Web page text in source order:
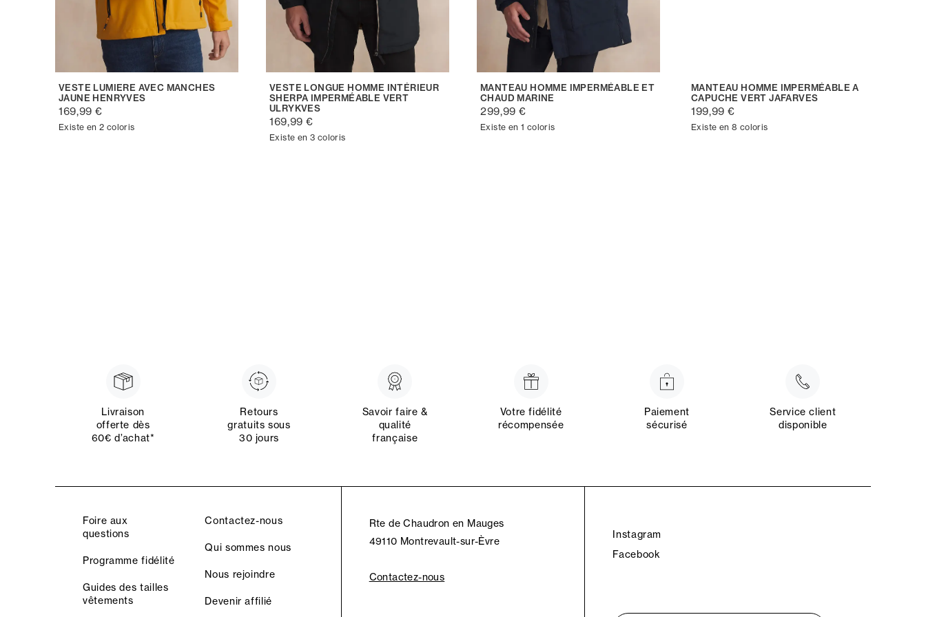
VESTE LUMIERE AVEC MANCHES
JAUNE HENRYVES
169,99 €
Existe en 2 coloris
VESTE LONGUE HOMME INTÉRIEUR
SHERPA IMPERMÉABLE VERT
ULRYKVES
169,99 €
Existe en 3 coloris
MANTEAU HOMME IMPERMÉABLE ET
CHAUD MARINE
299,99 €
Existe en 1 coloris
MANTEAU HOMME IMPERMÉABLE A
CAPUCHE VERT JAFARVES
199,99 €
Existe en 8 coloris
Livraison
offerte dès
60€ d’achat*
Retours
gratuits sous
30 jours
Savoir faire &
qualité
française
Votre fidélité
récompensée
Paiement
sécurisé
Service client
disponible
Foire aux
questions
Programme fidélité
Guides des tailles
vêtements
Contactez-nous
Qui sommes nous
Nous rejoindre
Devenir affilié
Rte de Chaudron en Mauges
49110 Montrevault-sur-Èvre
Contactez-nous
Instagram
Facebook